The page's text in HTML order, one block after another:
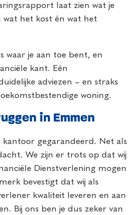
laat zien wat je
het kost én wat het
waar je aan toe bent, en
kant. Eén
adviezen – en straks
woning.
in Emmen
kantoor gegarandeerd. Net als
We zijn er trots op dat wij
Dienstverlening mogen
bevestigt dat wij als
kwaliteit leveren en aan
Bij ons ben je dus zeker van